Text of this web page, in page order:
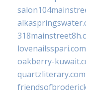
lovenailsspari.com
oakberry-
quartzliterary.com